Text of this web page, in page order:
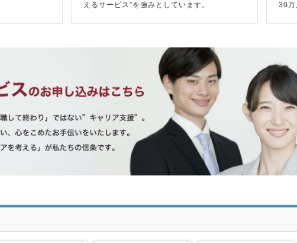
えるサービス”を強みとしています。
30万